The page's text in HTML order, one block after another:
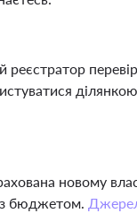
новому
з бюджетом.